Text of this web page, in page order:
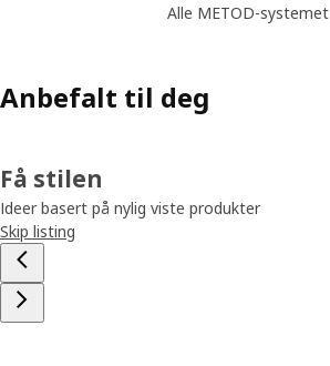
Alle METOD-systemet
Anbefalt til deg
Få stilen
Ideer basert på nylig viste produkter
Skip listing